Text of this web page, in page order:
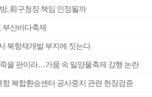
, 前구청장 책임 인정될까
부산바다축제
북항재개발 부지에 짓는다
을 판이라…가뭄 속 밀양물축제 강행 논란
항 복합환승센터 공사중지 관련 현장검증